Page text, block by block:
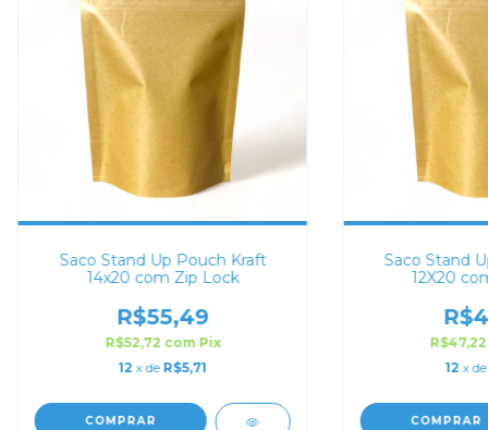
Saco Stand Up Pouch Kraft
14x20 com Zip Lock
R$55,49
R$52,72 com Pix
12 x de R$5,71
COMPRAR
Saco Stand
12X20
12 x
COMPRAR